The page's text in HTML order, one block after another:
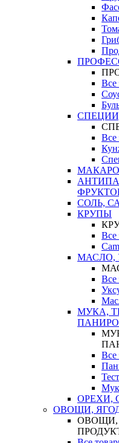
Все
Все
СОЛЬ,
КРУПЫ
Все
МАСЛО,
Все
МУКА,
Все
ОРЕХИ,
ОВОЩИ,
ОВОЩИ,